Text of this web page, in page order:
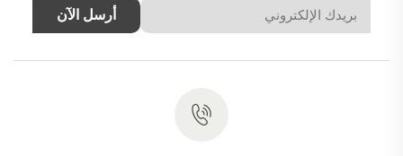
أرسل الآن